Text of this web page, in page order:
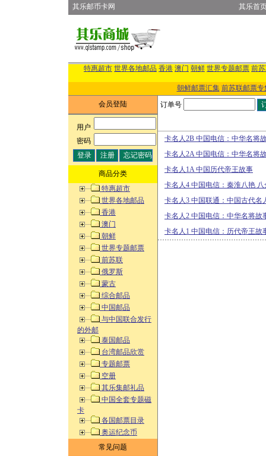
其乐邮币卡网 其乐首
特惠超市 世界各地邮品 香港 澳门 朝鲜 世界专题邮票 前
朝鲜邮票汇集 前苏联邮票专
会员登陆
用户:
密码:
商品分类
特惠超市
世界各地邮品
香港
澳门
朝鲜
世界专题邮票
前苏联
俄罗斯
蒙古
综合邮品
中国邮品
与中国联合发行
的外邮
泰国邮品
台湾邮品欣赏
专题邮票
空册
其乐集邮礼品
中国全套专题磁
卡
各国邮票目录
奥运纪念币
常见问题
订单号
卡名人2B 中国电信：中华名将
卡名人2A 中国电信：中华名将
卡名人1A 中国历代帝王故事
卡名人4 中国电信：秦淮八艳 八
卡名人3 中国联通：中国古代名
卡名人2 中国电信：中华名将故
卡名人1 中国电信：历代帝王故